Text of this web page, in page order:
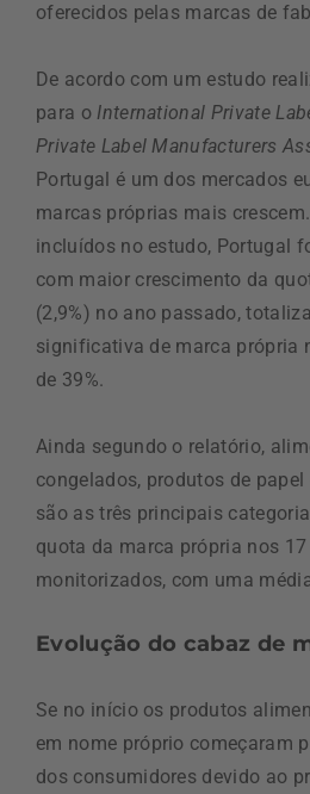
oferecidos pelas marcas de
De acordo com um estudo
para o International Private
Private Label Manufacturers
Portugal é um dos mercados
marcas próprias mais
incluídos no estudo, Portugal
com maior crescimento da
(2,9%) no ano passado,
significativa de marca própria
de 39%.
Ainda segundo o relatório,
congelados, produtos de
são as três principais
quota da marca própria nos
monitorizados, com uma
Evolução do cabaz de
Se no início os produtos
em nome próprio começaram
dos consumidores devido ao